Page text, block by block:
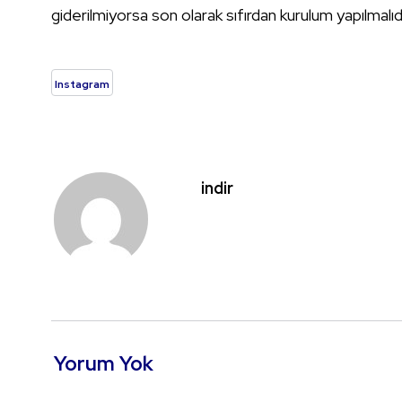
giderilmiyorsa son olarak sıfırdan kurulum
Instagram
indir
Yorum Yok